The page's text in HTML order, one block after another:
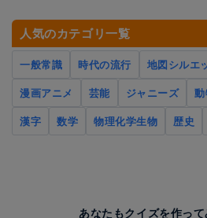
人気のカテゴリ一覧
一般常識 時代の流行 地図シルエ
漫画アニメ
芸能 ジャニーズ
漢字
数学 物理化学生物 歴史
あなたもクイズを作っ